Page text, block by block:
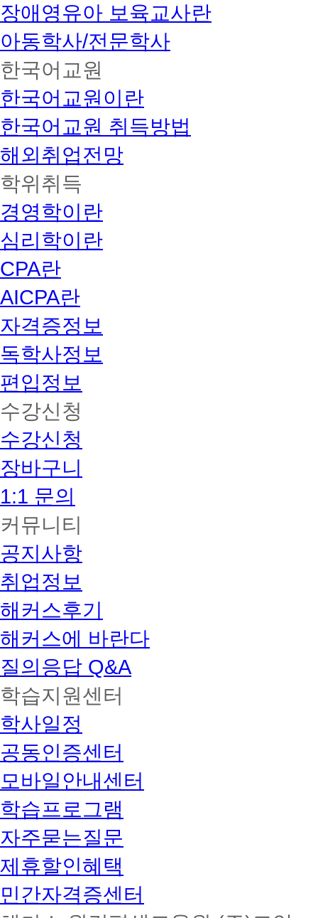
장애영유아 보육교사란
아동학사/전문학사
한국어교원
한국어교원이란
한국어교원 취득방법
해외취업전망
학위취득
경영학이란
심리학이란
CPA란
AICPA란
자격증정보
독학사정보
편입정보
수강신청
수강신청
장바구니
1:1 문의
커뮤니티
공지사항
취업정보
해커스후기
해커스에 바란다
질의응답 Q&A
학습지원센터
학사일정
공동인증센터
모바일안내센터
학습프로그램
자주묻는질문
제휴할인혜택
민간자격증센터